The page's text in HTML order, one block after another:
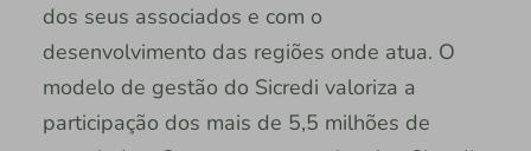
dos seus associados e com o
desenvolvimento das regiões onde atua. O
modelo de gestão do Sicredi valoriza a
participação dos mais de 5,5 milhões de